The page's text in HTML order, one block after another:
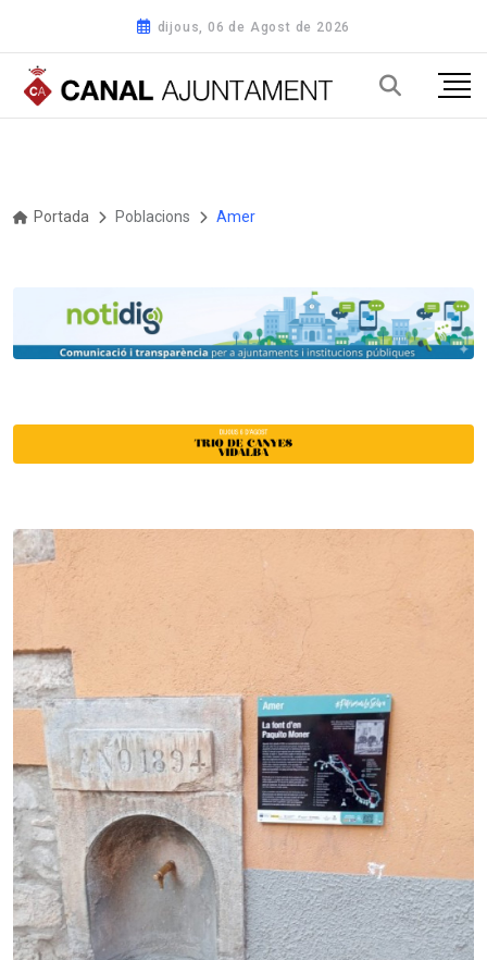
dijous, 06 de Agost de 2026
Portada Poblacions Amer